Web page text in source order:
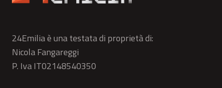
24Emilia è una testata di proprietà di:
Nicola Fangareggi
P. Iva IT02148540350